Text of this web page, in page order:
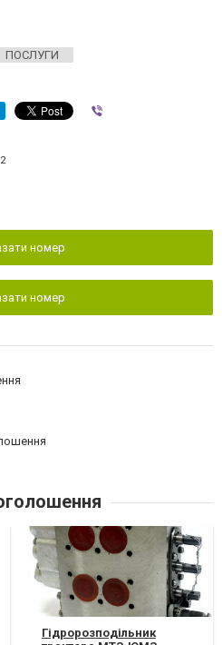
ПОСЛУГИ
номер
номер
Гідророзподільник